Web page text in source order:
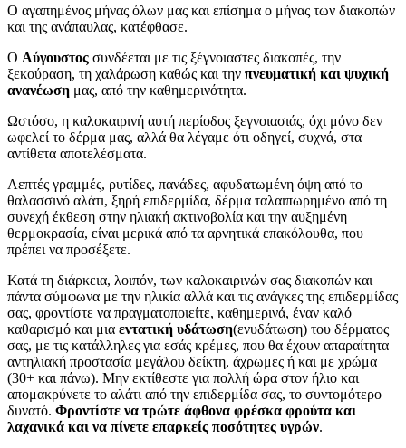
Ο αγαπημένος μήνας όλων μας και επίσημα ο μήνας των διακοπών
και της ανάπαυλας, κατέφθασε.
Ο Αύγουστος συνδέεται με τις ξέγνοιαστες διακοπές, την
ξεκούραση, τη χαλάρωση καθώς και την πνευματική και ψυχική
ανανέωση μας, από την καθημερινότητα.
Ωστόσο, η καλοκαιρινή αυτή περίοδος ξεγνοιασιάς, όχι μόνο δεν
ωφελεί το δέρμα μας, αλλά θα λέγαμε ότι οδηγεί, συχνά, στα
αντίθετα αποτελέσματα.
Λεπτές γραμμές, ρυτίδες, πανάδες, αφυδατωμένη όψη από το
θαλασσινό αλάτι, ξηρή επιδερμίδα, δέρμα ταλαιπωρημένο από τη
συνεχή έκθεση στην ηλιακή ακτινοβολία και την αυξημένη
θερμοκρασία, είναι μερικά από τα αρνητικά επακόλουθα, που
πρέπει να προσέξετε.
Κατά τη διάρκεια, λοιπόν, των καλοκαιρινών σας διακοπών και
πάντα σύμφωνα με την ηλικία αλλά και τις ανάγκες της επιδερμίδας
σας, φροντίστε να πραγματοποιείτε, καθημερινά, έναν καλό
καθαρισμό και μια εντατική υδάτωση(ενυδάτωση) του δέρματος
σας, με τις κατάλληλες για εσάς κρέμες, που θα έχουν απαραίτητα
αντηλιακή προστασία μεγάλου δείκτη, άχρωμες ή και με χρώμα
(30+ και πάνω). Μην εκτίθεστε για πολλή ώρα στον ήλιο και
απομακρύνετε το αλάτι από την επιδερμίδα σας, το συντομότερο
δυνατό. Φροντίστε να τρώτε άφθονα φρέσκα φρούτα και
λαχανικά και να πίνετε επαρκείς ποσότητες υγρών.